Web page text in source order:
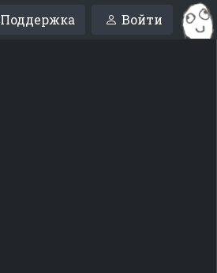
Поддержка Войти